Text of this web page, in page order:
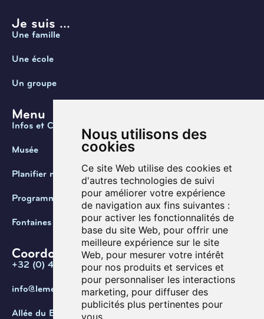
Nous utilisons des
cookies
Ce site Web utilise des cookies et
d'autres technologies de suivi
pour améliorer votre expérience
de navigation aux fins suivantes :
pour activer les fonctionnalités de
base du site Web, pour offrir une
meilleure expérience sur le site
Web, pour mesurer votre intérêt
pour nos produits et services et
pour personnaliser les interactions
marketing, pour diffuser des
publicités plus pertinentes pour
vous.
Je suis ...
Une famille
Une école
Un groupe
Menu
Infos et Contact
Musée
Planifier ma visite
Programmation
Fontaines de Belgique
Coordonnées
+32 (0) 470 / 67.20.55
info@lemef.be
Allée du Bois des Rêves 1,